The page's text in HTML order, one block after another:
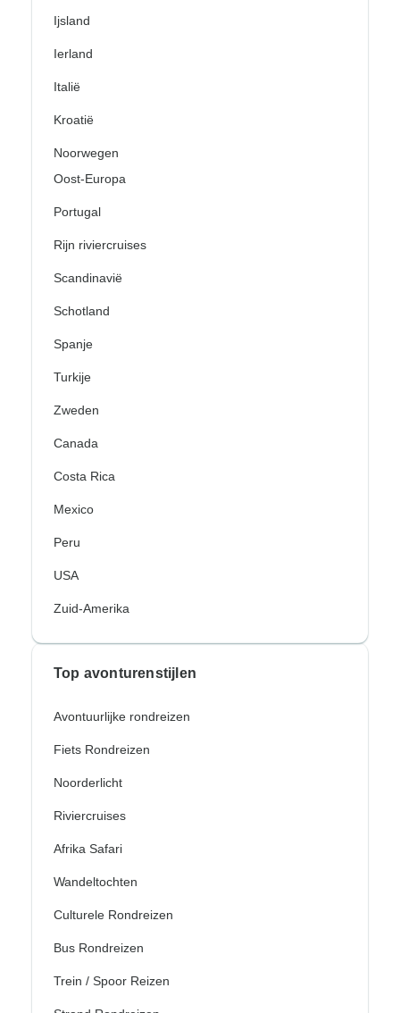
Ijsland
Ierland
Italië
Kroatië
Noorwegen
Oost-Europa
Portugal
Rijn riviercruises
Scandinavië
Schotland
Spanje
Turkije
Zweden
Canada
Costa Rica
Mexico
Peru
USA
Zuid-Amerika
Top avonturenstijlen
Avontuurlijke rondreizen
Fiets Rondreizen
Noorderlicht
Riviercruises
Afrika Safari
Wandeltochten
Culturele Rondreizen
Bus Rondreizen
Trein / Spoor Reizen